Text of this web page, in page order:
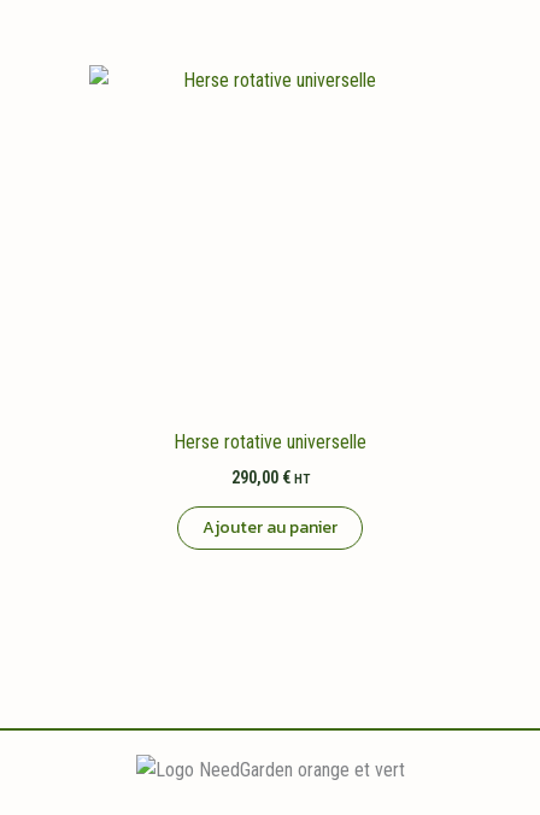
Herse rotative universelle
290,00 € HT
Ajouter au panier